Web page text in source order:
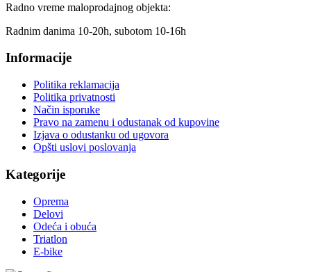
Radno vreme maloprodajnog objekta:
Radnim danima 10-20h, subotom 10-16h
Informacije
Politika reklamacija
Politika privatnosti
Način isporuke
Pravo na zamenu i odustanak od kupovine
Izjava o odustanku od ugovora
Opšti uslovi poslovanja
Kategorije
Oprema
Delovi
Odeća i obuća
Triatlon
E-bike